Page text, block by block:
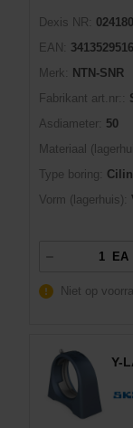
Dexis NR:
EAN:
Merk:
NTN-SNR
Fabrikant art.nr::
Asdiameter: 50
Materiaal
Type boring:
Vorm (lagerhuis):
EA
Niet op
Y-